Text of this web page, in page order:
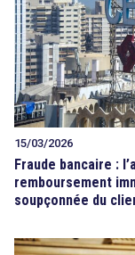
15/03/2026
Fraude bancaire :
remboursement
soupçonnée du